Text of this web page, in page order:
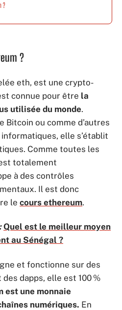
?
?
eth, est une crypto-
connue pour être la
utilisée du monde.
Bitcoin ou comme d’autres
elle s’établit
Comme toutes les
totalement
à des contrôles
Il est donc
le cours ethereum.
Quel est le meilleur moyen
au Sénégal ?
et fonctionne sur des
dapps, elle est 100 %
est une monnaie
numériques. En